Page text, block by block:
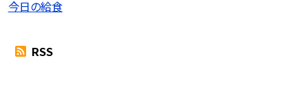
今日の給食
RSS